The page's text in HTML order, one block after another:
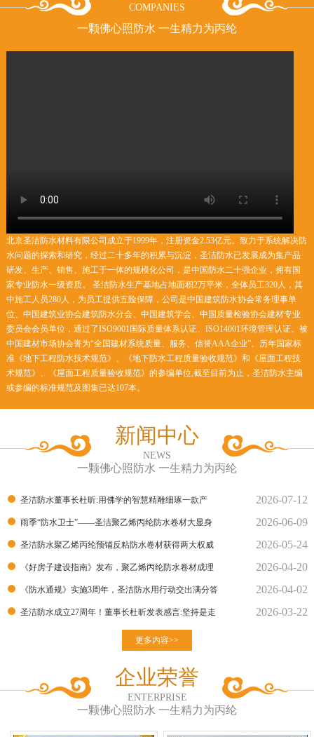
COMPANIES
一颗佛心照防水 一生精力为丙纶
北京圣洁防水材料有限公司成立于1999年，注册资金2.53亿元。致力于系统解决防
水问题的探索和研究，经过二十多年的积累与沉淀，圣洁防水已发展成为集产品
研发、生产、销售、施工于一体的规模化公司，是中国防水二十强企业，拥有国
家专业防水一级资质。 圣洁防水生产基地占地面积2万平米，全体员工320人，其
中施工人员280人，为员工提供五险保障，公司是中国建筑防水协会常务理事单
位、中国建筑业协会建筑防水分会、中国建筑学会、中国质量检验协会建材专业
委员会会员单位，通过了ISO9001国际质量体系认证、ISO14001环境管理认证。被
中国建材市场协会誉为“全国建材系统质量、服务、信誉AAA企业”。历年国家标
准《地下工程防水技术规范》、《地下防水工程质量验收规范》和《屋面工程技
术规范》、《屋面工程质量验收规范》的参编单位,截至目前为止，圣洁防水主编
或参编的标准规范及图集已达107本。
新闻中心
NEWS
一颗佛心照防水 一生精力为丙纶
圣洁防水董事长杜昕:用佛学的智慧精雕细琢一款产
品！
2026-07-12
雨季“防水卫士”——圣洁聚乙烯丙纶防水卷材大显身
手！
2026-06-09
圣洁防水聚乙烯丙纶预铺反粘防水卷材获得两大权威
部门的检测报告
2026-05-24
《好房子建设指南》发布，聚乙烯丙纶防水卷材成理
想建材
2026-04-20
《防水通规》实施3周年，圣洁防水用行动交出满分答
卷
2026-04-02
圣洁防水成立27周年！董事长杜昕发表感言:坚持是走 2026-03-22
更多内容>>
企业荣誉
ENTERPRISE
一颗佛心照防水 一生精力为丙纶